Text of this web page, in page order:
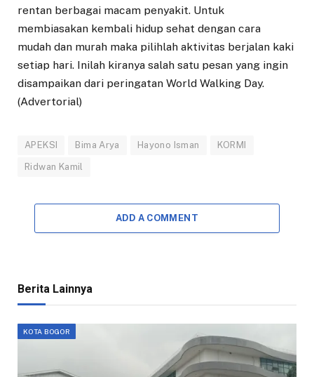
rentan berbagai macam penyakit. Untuk
membiasakan kembali hidup sehat dengan cara
mudah dan murah maka pilihlah aktivitas berjalan kaki
setiap hari. Inilah kiranya salah satu pesan yang ingin
disampaikan dari peringatan World Walking Day.
(Advertorial)
APEKSI Bima Arya Hayono Isman KORMI
Ridwan Kamil
ADD A COMMENT
Berita Lainnya
KOTA BOGOR